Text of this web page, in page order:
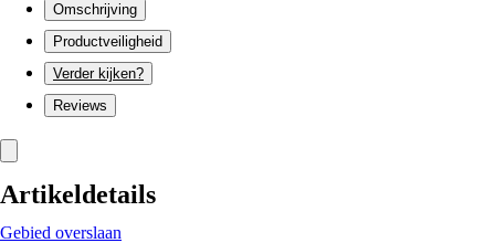
Omschrijving
Productveiligheid
Verder kijken?
Reviews
Artikeldetails
Gebied overslaan